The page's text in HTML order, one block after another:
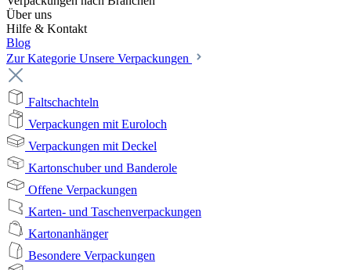
Über uns
Hilfe & Kontakt
Blog
Zur Kategorie Unsere Verpackungen
Faltschachteln
Verpackungen mit Euroloch
Verpackungen mit Deckel
Kartonschuber und Banderole
Offene Verpackungen
Karten- und Taschenverpackungen
Kartonanhänger
Besondere Verpackungen